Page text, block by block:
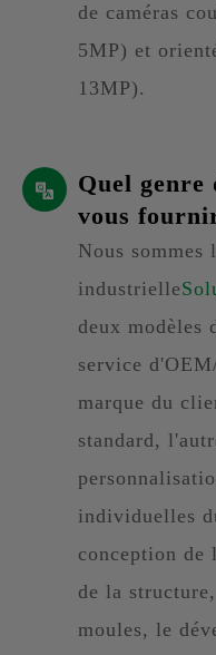
de caméras
5MP) et
13MP).
Quel genre
vous
Nous
industrielle
deux modèles
service
marque du
standard,
individuelles
conception de
de la
moules, le